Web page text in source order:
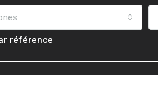
référence